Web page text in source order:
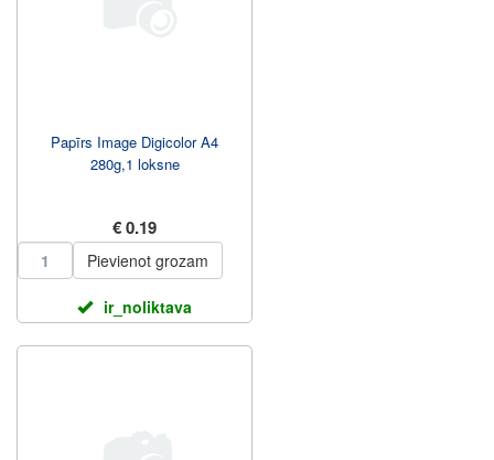
Papīrs Image Digicolor A4
280g,1 loksne
€ 0.19
Pievienot grozam
ir_noliktava